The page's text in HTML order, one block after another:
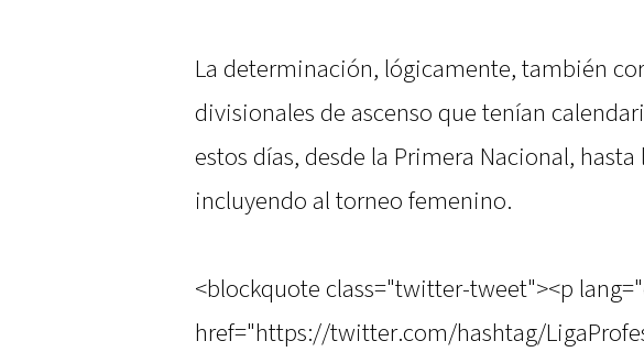
La determinación, lógicamente, también
divisionales de ascenso que tenían
estos días, desde la Primera Nacional, hasta
incluyendo al torneo femenino.
<blockquote class="twitter-tweet"><p
href="https://twitter.com/hashtag/